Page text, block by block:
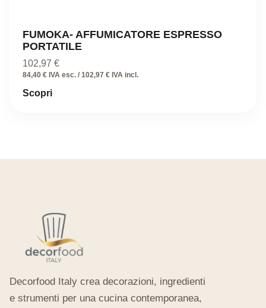
FUMOKA- AFFUMICATORE ESPRESSO
PORTATILE
102,97 €
84,40 € IVA esc. / 102,97 € IVA incl.
Scopri
Decorfood Italy crea decorazioni, ingredienti
e strumenti per una cucina contemporanea,